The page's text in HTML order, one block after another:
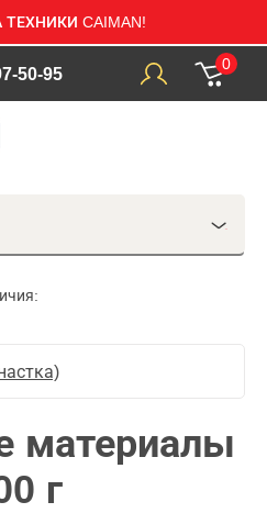
CAIMAN!
50-95
0
материалы
г